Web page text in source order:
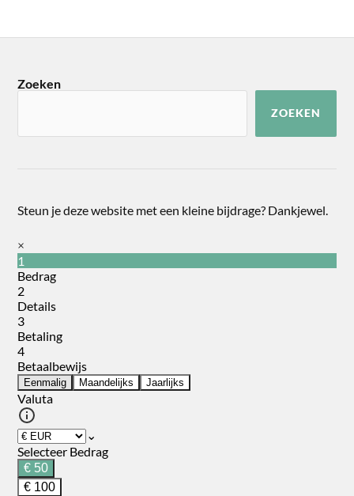
Zoeken
ZOEKEN
Steun je deze website met een kleine bijdrage? Dankjewel.